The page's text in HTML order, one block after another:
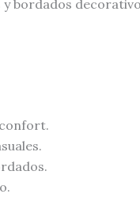
y bordados